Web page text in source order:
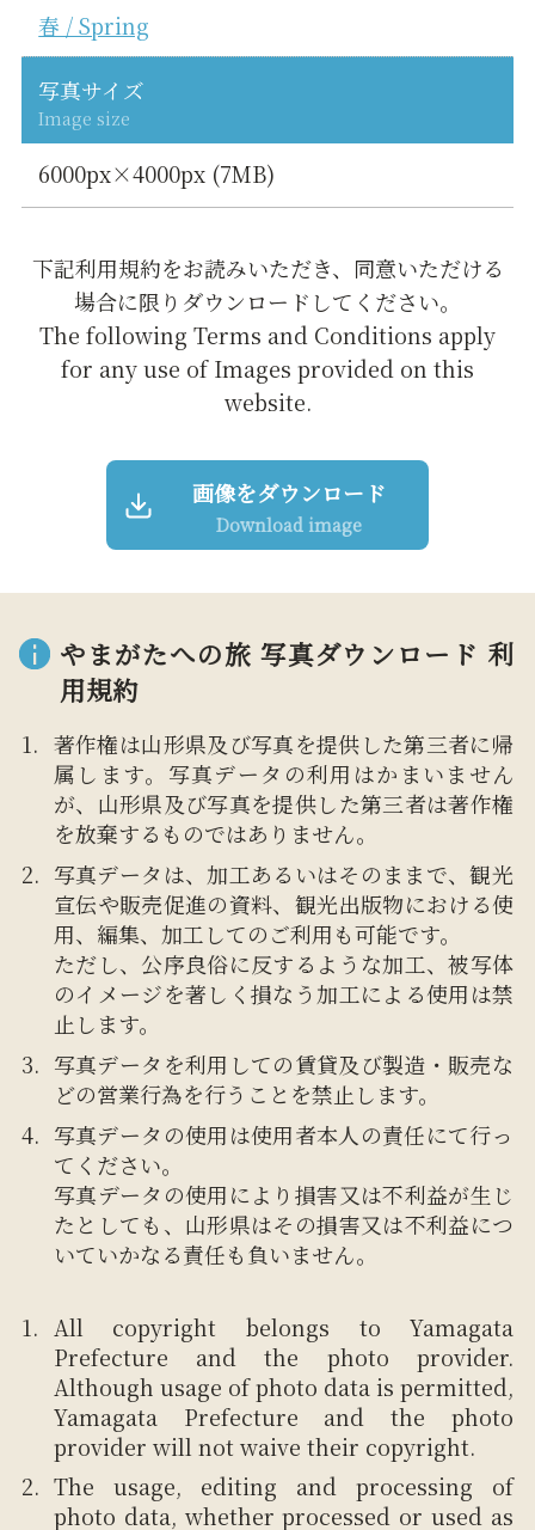
春 / Spring
写真サイズ
Image size
6000px×4000px (7MB)
下記利用規約をお読みいただき、同意いただける
場合に限りダウンロードしてください。
The following Terms and Conditions apply
for any use of Images provided on this
website.
画像をダウンロード
Download image
やまがたへの旅 写真ダウンロード 利
用規約
著作権は山形県及び写真を提供した第三者に帰
属します。写真データの利用はかまいません
が、山形県及び写真を提供した第三者は著作権
を放棄するものではありません。
写真データは、加工あるいはそのままで、観光
宣伝や販売促進の資料、観光出版物における使
用、編集、加工してのご利用も可能です。
ただし、公序良俗に反するような加工、被写体
のイメージを著しく損なう加工による使用は禁
止します。
写真データを利用しての賃貸及び製造・販売な
どの営業行為を行うことを禁止します。
写真データの使用は使用者本人の責任にて行っ
てください。
写真データの使用により損害又は不利益が生じ
たとしても、山形県はその損害又は不利益につ
いていかなる責任も負いません。
All copyright belongs to Yamagata
Prefecture and the photo provider.
Although usage of photo data is permitted,
Yamagata Prefecture and the photo
provider will not waive their copyright.
The usage, editing and processing of
photo data, whether processed or used as